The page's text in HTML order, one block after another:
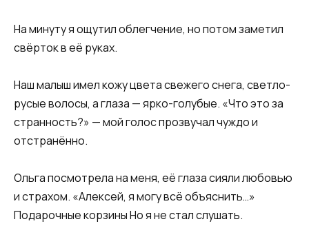
На минуту я ощутил облегчение, но потом заметил
свёрток в её руках.
Наш малыш имел кожу цвета свежего снега, светло-
русые волосы, а глаза — ярко-голубые. «Что это за
странность?» — мой голос прозвучал чуждо и
отстранённо.
Ольга посмотрела на меня, её глаза сияли любовью
и страхом. «Алексей, я могу всё объяснить…»
Подарочные корзины Но я не стал слушать.